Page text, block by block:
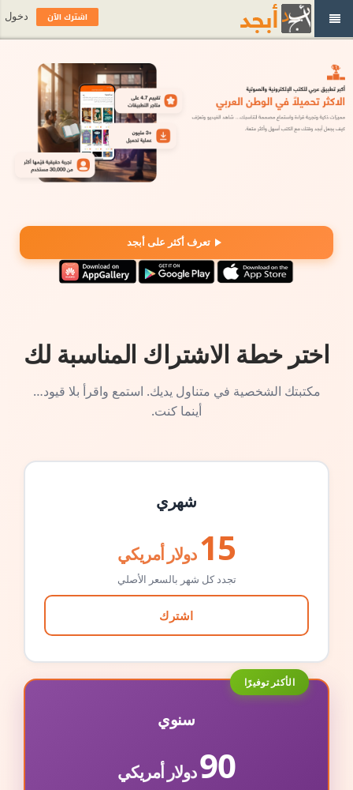
تعرف أكثر على أبجد
اختر خطة الاشتراك المناسبة لك
مكتبتك الشخصية في متناول يديك. استمع واقرأ بلا قيود…
أينما كنت.
شهري
15 دولار أمريكي
تجدد كل شهر بالسعر الأصلي
اشترك
الأكثر توفيرًا
سنوي
90دولار أمريكي
اشترك الآن دخول